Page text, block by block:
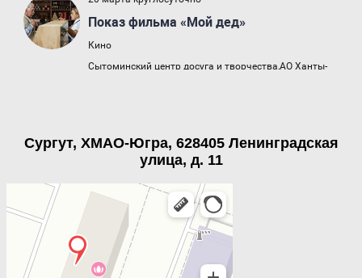
Сургут, ХМАО-Югра, 628405 Ленинградская
улица, д. 11